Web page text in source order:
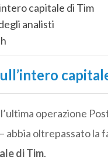
capitale di Tim
analisti
operazione
– abbia oltrepassato la
di Tim.